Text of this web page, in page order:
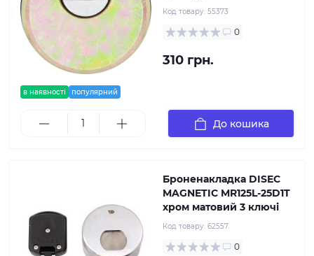
в наявності популярний
Код товару: 55373
0
310 грн.
До кошика
Броненакладка DISEC
MAGNETIC MR125L-25D1T
хром матовий 3 ключі
Код товару: 62557
0